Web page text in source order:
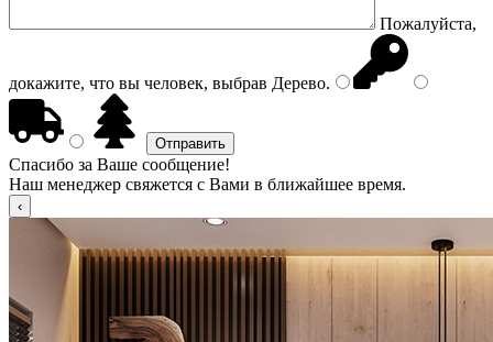
Пожалуйста,
докажите, что вы человек, выбрав Дерево.
Спасибо за Ваше сообщение!
Наш менеджер свяжется с Вами в ближайшее время.